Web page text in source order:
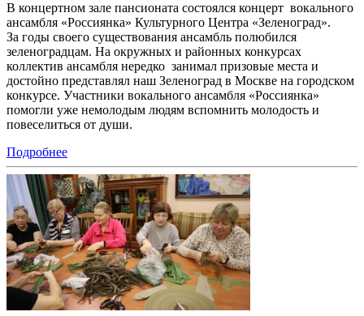
В концертном зале пансионата состоялся концерт вокального
ансамбля «Россиянка» Культурного Центра «Зеленоград».
За годы своего существования ансамбль полюбился
зеленоградцам. На окружных и районных конкурсах
коллектив ансамбля нередко занимал призовые места и
достойно представлял наш Зеленоград в Москве на городском
конкурсе. Участники вокального ансамбля «Россиянка»
помогли уже немолодым людям вспомнить молодость и
повеселиться от души.
Подробнее